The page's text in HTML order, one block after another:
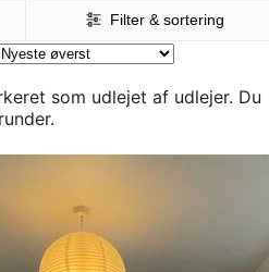
Filter & sortering
som udlejet af udlejer. Du